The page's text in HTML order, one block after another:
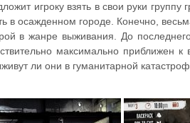
игроку взять в свои руки
в осажденном городе. Конечно,
в жанре выживания. До
максимально приближен
ли они в гуманитарной